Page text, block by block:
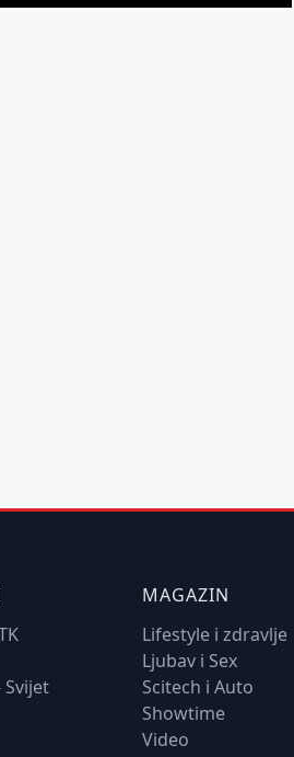
Svijet
MAGAZIN
Lifestyle i zdravlje
Ljubav i Sex
Scitech i Auto
Showtime
Video